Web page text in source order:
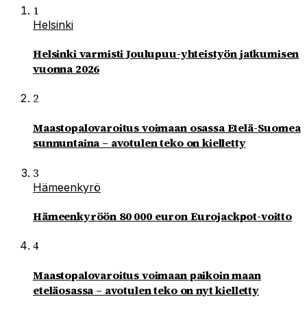
1
Helsinki
Helsinki varmisti Joulupuu-yhteistyön jatkumisen
vuonna 2026
2
Maastopalovaroitus voimaan osassa Etelä-Suomea
sunnuntaina – avotulen teko on kielletty
3
Hämeenkyrö
Hämeenkyröön 80 000 euron Eurojackpot-voitto
4
Maastopalovaroitus voimaan paikoin maan
eteläosassa – avotulen teko on nyt kielletty